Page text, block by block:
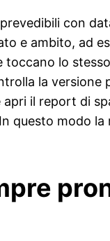
con
e ambito, ad
toccano lo
la versione
il report di
questo modo la